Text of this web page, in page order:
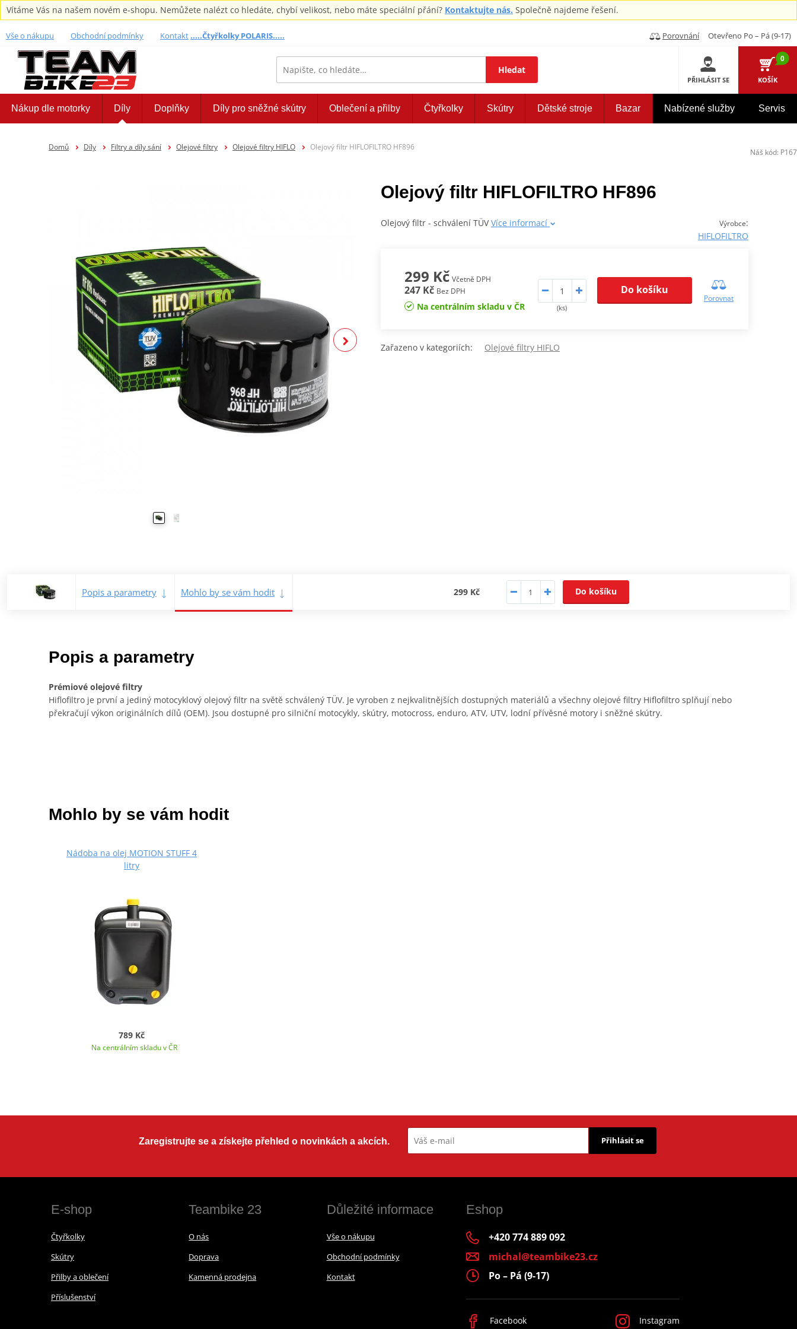
Vítáme Vás na našem novém e-shopu. Nemůžete nalézt co hledáte, chybí velikost, nebo máte speciální přání? Kontaktujte nás. Společně najdeme řešení.
Vše o nákupu Obchodní podmínky Kontakt.....Čtyřkolky POLARIS..... Porovnání Otevřeno Po – Pá (9-17)
Hledat
PŘIHLÁSIT SE
0
KOŠÍK
Nákup dle motorky Díly Doplňky Díly pro sněžné skútry Oblečení a přilby Čtyřkolky Skútry Dětské stroje Bazar Nabízené služby Servis
Domů Díly Filtry a díly sání Olejové filtry Olejové filtry HIFLO Olejový filtr HIFLOFILTRO HF896
Olejový filtr HIFLOFILTRO HF896
Výrobce:
HIFLOFILTRO
Olejový filtr - schválení TÜVVíce informací
299 Kč Včetně DPH
247 Kč Bez DPH
Na centrálním skladu v ČR (ks)
Do košíku
Porovnat
Zařazeno v kategoriích: Olejové filtry HIFLO
Popis a parametry Mohlo by se vám hodit 299 Kč Do košíku
Popis a parametry
Prémiové olejové filtry
Hiflofiltro je první a jediný motocyklový olejový filtr na světě schválený TÜV. Je vyroben z nejkvalitnějších dostupných materiálů a všechny olejové filtry Hiflofiltro splňují nebo
překračují výkon originálních dílů (OEM). Jsou dostupné pro silniční motocykly, skútry, motocross, enduro, ATV, UTV, lodní přívěsné motory i sněžné skútry.
Náš kód: P167
Mohlo by se vám hodit
Nádoba na olej MOTION STUFF 4
litry
789 Kč
Na centrálním skladu v ČR
Zaregistrujte se a získejte přehled o novinkách a akcích. Přihlásit se
E-shop
Čtyřkolky
Skútry
Přilby a oblečení
Příslušenství
Teambike 23
O nás
Doprava
Kamenná prodejna
Důležité informace
Vše o nákupu
Obchodní podmínky
Kontakt
Eshop
+420 774 889 092
michal@teambike23.cz
Po – Pá (9-17)
Facebook Instagram